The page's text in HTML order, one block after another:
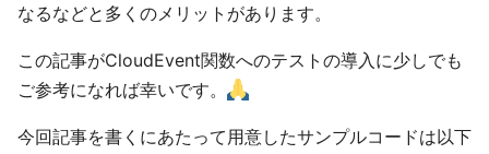
なるなどと多くのメリットがあります。
この記事がCloudEvent関数へのテストの導入に少しでも
ご参考になれば幸いです。
今回記事を書くにあたって用意したサンプルコードは以下